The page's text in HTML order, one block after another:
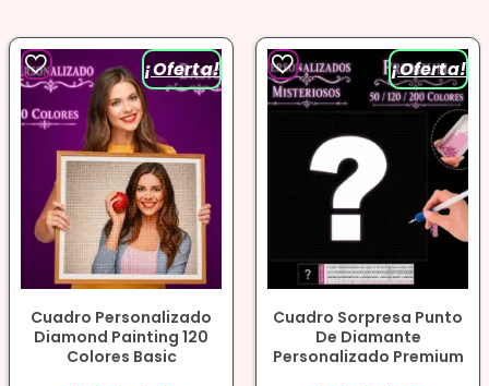
¡Oferta!
Cuadro Personalizado
Diamond Painting 120
Colores Basic
¡Oferta!
Cuadro Sorpresa Punto
De Diamante
Personalizado Premium